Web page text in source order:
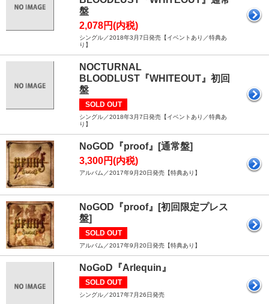
盤
2,078円(内税)
シングル／2018年3月7日発売【イベントあり／特典あ
り】
NOCTURNAL
BLOODLUST『WHITEOUT』初回
盤
SOLD OUT
シングル／2018年3月7日発売【イベントあり／特典あ
り】
NoGOD『proof』[通常盤]
3,300円(内税)
アルバム／2017年9月20日発売【特典あり】
NoGOD『proof』[初回限定プレス
盤]
SOLD OUT
アルバム／2017年9月20日発売【特典あり】
NoGoD『Arlequin』
SOLD OUT
シングル／2017年7月26日発売